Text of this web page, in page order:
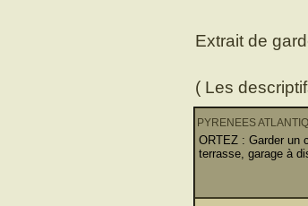
Extrait de
( Les
PYRENEES
ORTEZ : Garder un
terrasse, garage à